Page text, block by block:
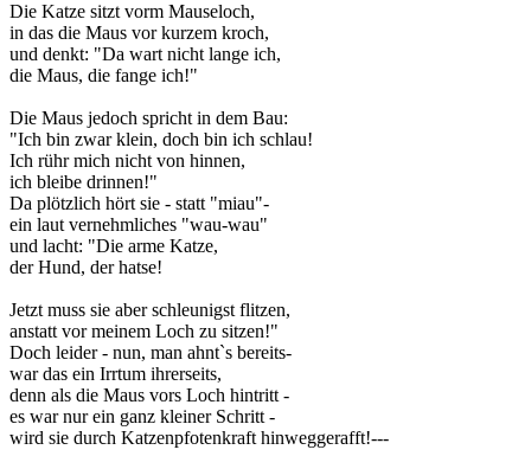
Die Katze sitzt vorm Mauseloch,
in das die Maus vor kurzem kroch,
und denkt: "Da wart nicht lange ich,
die Maus, die fange ich!"
Die Maus jedoch spricht in dem Bau:
"Ich bin zwar klein, doch bin ich schlau!
Ich rühr mich nicht von hinnen,
ich bleibe drinnen!"
Da plötzlich hört sie - statt "miau"-
ein laut vernehmliches "wau-wau"
und lacht: "Die arme Katze,
der Hund, der hatse!
Jetzt muss sie aber schleunigst flitzen,
anstatt vor meinem Loch zu sitzen!"
Doch leider - nun, man ahnt`s bereits-
war das ein Irrtum ihrerseits,
denn als die Maus vors Loch hintritt -
es war nur ein ganz kleiner Schritt -
wird sie durch Katzenpfotenkraft hinweggerafft!---